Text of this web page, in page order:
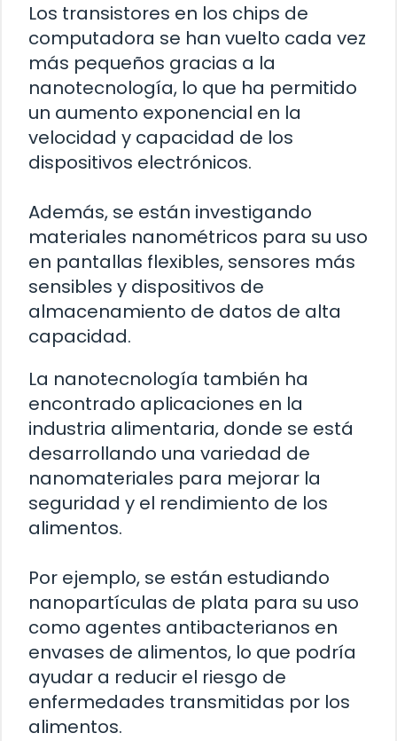
Los transistores en los chips de
computadora se han vuelto cada vez
más pequeños gracias a la
nanotecnología, lo que ha permitido
un aumento exponencial en la
velocidad y capacidad de los
dispositivos electrónicos.
Además, se están investigando
materiales nanométricos para su uso
en pantallas flexibles, sensores más
sensibles y dispositivos de
almacenamiento de datos de alta
capacidad.
La nanotecnología también ha
encontrado aplicaciones en la
industria alimentaria, donde se está
desarrollando una variedad de
nanomateriales para mejorar la
seguridad y el rendimiento de los
alimentos.
Por ejemplo, se están estudiando
nanopartículas de plata para su uso
como agentes antibacterianos en
envases de alimentos, lo que podría
ayudar a reducir el riesgo de
enfermedades transmitidas por los
alimentos.